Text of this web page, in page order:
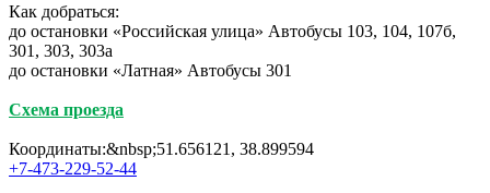
Как добраться:
до остановки «Российская улица» Автобусы 103, 104, 107б,
301, 303, 303а
до остановки «Латная» Автобусы 301
Схема проезда
Координаты:&nbsp;51.656121, 38.899594
+7-473-229-52-44